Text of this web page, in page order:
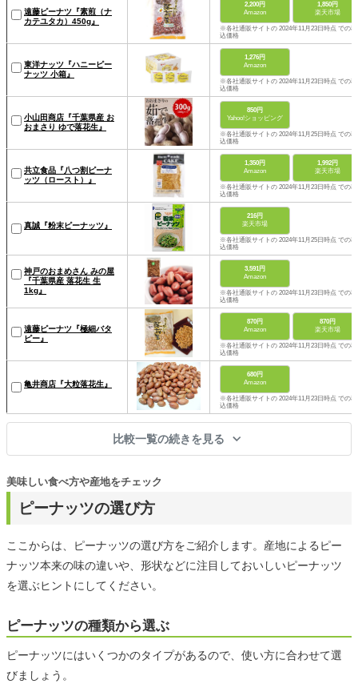
遠藤ピーナツ『素煎（ナ
カテユタカ）450g』
2,200円
Amazon
1,850円
楽天市場
※各社通販サイトの 2024年11月23日時点 での税
込価格
東洋ナッツ『ハニーピー
ナッツ 小箱』
1,276円
Amazon
※各社通販サイトの 2024年11月23日時点 での税
込価格
小山田商店『千葉県産 お
おまさり ゆで落花生』
850円
Yahoo!ショッピング
※各社通販サイトの 2024年11月25日時点 での税
込価格
共立食品『八つ割ピーナ
ッツ（ロースト）』
1,350円
Amazon
1,992円
楽天市場
※各社通販サイトの 2024年11月23日時点 での税
込価格
真誠『粉末ピーナッツ』
216円
楽天市場
※各社通販サイトの 2024年11月25日時点 での税
込価格
神戸のおまめさん みの屋
『千葉県産 落花生 生
1kg』
3,591円
Amazon
※各社通販サイトの 2024年11月23日時点 での税
込価格
遠藤ピーナツ『極細バタ
ピー』
870円
Amazon
870円
楽天市場
※各社通販サイトの 2024年11月23日時点 での税
込価格
亀井商店『大粒落花生』
680円
Amazon
※各社通販サイトの 2024年11月23日時点 での税
込価格
比較一覧の続きを見る
ピーナッツの選び方
美味しい食べ方や産地をチェック
ここからは、ピーナッツの選び方をご紹介します。産地によるピー
ナッツ本来の味の違いや、形状などに注目しておいしいピーナッツ
を選ぶヒントにしてください。
ピーナッツの種類から選ぶ
ピーナッツにはいくつかのタイプがあるので、使い方に合わせて選
びましょう。